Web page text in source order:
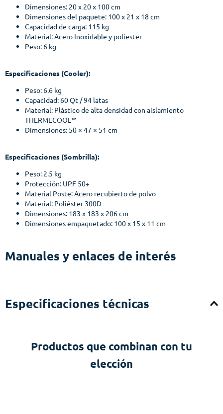
Dimensiones: 20 x 20 x 100 cm
Dimensiones del paquete: 100 x 21 x 18 cm
Capacidad de carga: 115 kg
Material: Acero Inoxidable y poliester
Peso: 6 kg
Especificaciones (Cooler):
Peso: 6.6 kg
Capacidad: 60 Qt / 94 latas
Material: Plástico de alta densidad con aislamiento
THERMECOOL™
Dimensiones: 50 × 47 × 51 cm
Especificaciones (Sombrilla):
Peso: 2.5 kg
Protección: UPF 50+
Material Poste: Acero recubierto de polvo
Material: Poliéster 300D
Dimensiones: 183 x 183 x 206 cm
Dimensiones empaquetado: 100 x 15 x 11 cm
Manuales y enlaces de interés
Especificaciones técnicas
Productos que combinan con tu
elección